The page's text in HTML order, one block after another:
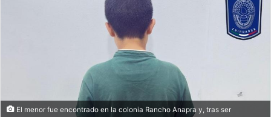
El menor fue encontrado en la colonia Rancho Anapra y, tras ser